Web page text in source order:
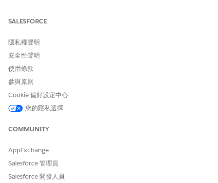
SALESFORCE
隱私權聲明
安全性聲明
使用條款
參與原則
Cookie 偏好設定中心
您的隱私選擇
COMMUNITY
AppExchange
Salesforce 管理員
Salesforce 開發人員